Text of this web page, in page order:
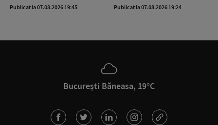
Publicat la 07.08.2026 19:45 Publicat la 07.08.2026 19:24
București Băneasa, 19°C